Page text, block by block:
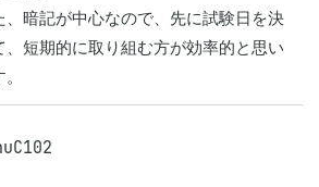
、暗記が中心なので、先に試験日を決
、短期的に取り組む方が効率的と思い